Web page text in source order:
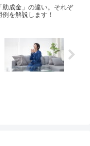
助成金」の違い。それぞ
を解説します！